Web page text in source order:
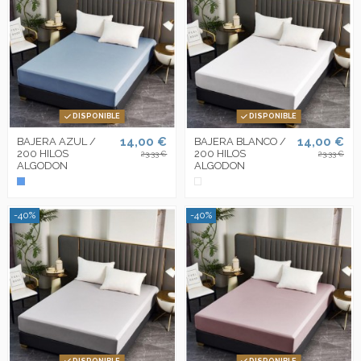
DISPONIBLE
BAJERA AZUL /
200 HILOS
ALGODON
14,00 €
23,33 €
DISPONIBLE
BAJERA BLANCO /
200 HILOS
ALGODON
14,00 €
23,33 €
-40% -40%